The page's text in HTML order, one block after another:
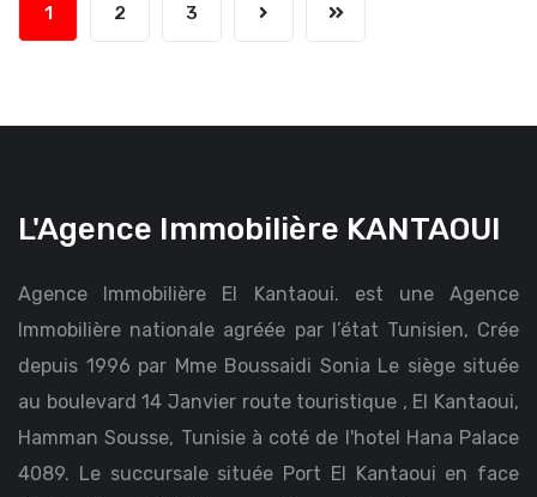
1 2 3
L'Agence Immobilière KANTAOUI
Agence Immobilière El Kantaoui. est une Agence
Immobilière nationale agréée par l’état Tunisien, Crée
depuis 1996 par Mme Boussaidi Sonia Le siège située
au boulevard 14 Janvier route touristique , El Kantaoui,
Hamman Sousse, Tunisie à coté de l'hotel Hana Palace
4089. Le succursale située Port El Kantaoui en face